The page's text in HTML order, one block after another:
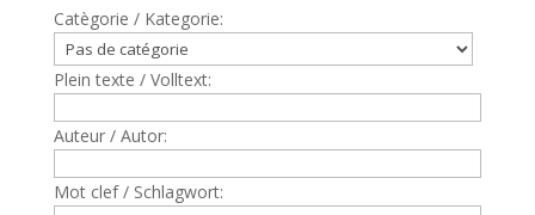
Catègorie / Kategorie:
Plein texte / Volltext:
Auteur / Autor:
Mot clef / Schlagwort: